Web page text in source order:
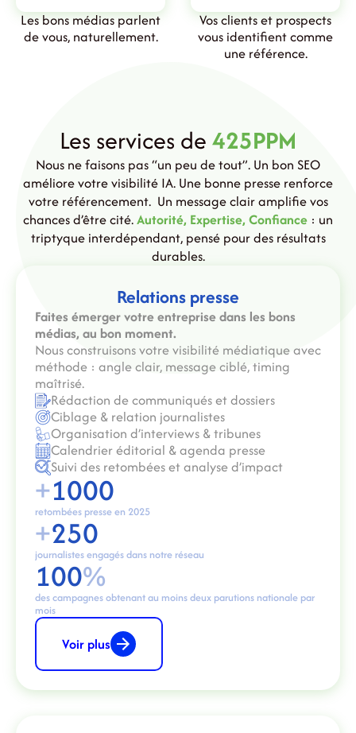
Les bons médias parlent
de vous, naturellement.
Vos clients et prospects
vous identifient comme
une référence.
Les services de425PPM
Nous ne faisons pas “un peu de tout”. Un bon SEO
améliore votre visibilité IA. Une bonne presse renforce
votre référencement. Un message clair amplifie vos
chances d’être cité.Autorité, Expertise, Confiance : un
triptyque interdépendant, pensé pour des résultats
durables.
Relations presse
Faites émerger votre entreprise dans les bons
médias, au bon moment.
Nous construisons votre visibilité médiatique avec
méthode : angle clair, message ciblé, timing
maîtrisé.
Rédaction de communiqués et dossiers
Ciblage & relation journalistes
Organisation d’interviews & tribunes
Calendrier éditorial & agenda presse
Suivi des retombées et analyse d’impact
+1000
retombées presse en 2025
+250
journalistes engagés dans notre réseau
100%
des campagnes obtenant au moins deux parutions nationale par
mois
Voir plus